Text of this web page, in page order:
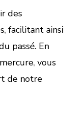
des
facilitant ainsi
passé. En
vous
de notre